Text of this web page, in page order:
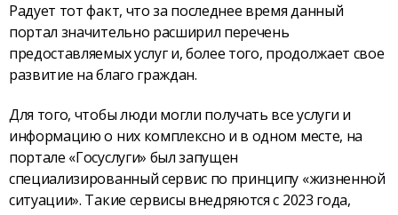
Радует тот факт, что за последнее время данный
портал значительно расширил перечень
предоставляемых услуг и, более того, продолжает свое
развитие на благо граждан.
Для того, чтобы люди могли получать все услуги и
информацию о них комплексно и в одном месте, на
портале «Госуслуги» был запущен
специализированный сервис по принципу «жизненной
ситуации». Такие сервисы внедряются с 2023 года,